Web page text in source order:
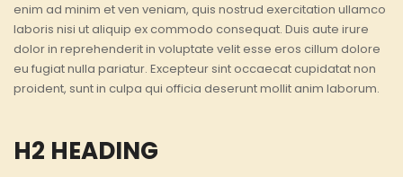
enim ad minim et ven veniam, quis nostrud exercitation ullamco
laboris nisi ut aliquip ex commodo consequat. Duis aute irure
dolor in reprehenderit in voluptate velit esse eros cillum dolore
eu fugiat nulla pariatur. Excepteur sint occaecat cupidatat non
proident, sunt in culpa qui officia deserunt mollit anim laborum.
H2 HEADING